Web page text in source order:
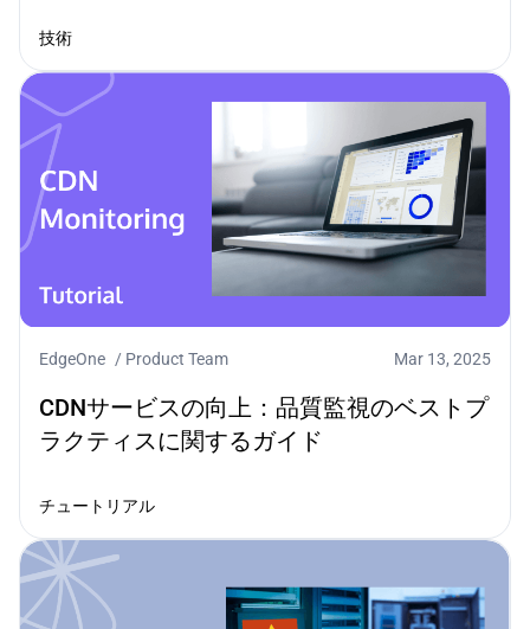
技術
EdgeOne / Product Team Mar 13, 2025
CDNサービスの向上：品質監視のベストプ
ラクティスに関するガイド
チュートリアル